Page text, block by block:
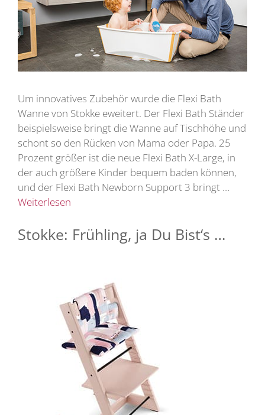
Um innovatives Zubehör wurde die Flexi Bath
Wanne von Stokke eweitert. Der Flexi Bath Ständer
beispielsweise bringt die Wanne auf Tischhöhe und
schont so den Rücken von Mama oder Papa. 25
Prozent größer ist die neue Flexi Bath X-Large, in
der auch größere Kinder bequem baden können,
und der Flexi Bath Newborn Support 3 bringt …
Weiterlesen
Stokke: Frühling, ja Du Bist‘s …